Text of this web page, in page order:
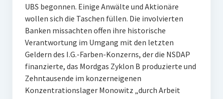
UBS begonnen. Einige Anwälte und Aktionäre
wollen sich die Taschen füllen. Die involvierten
Banken missachten offen ihre historische
Verantwortung im Umgang mit den letzten
Geldern des I.G.-Farben-Konzerns, der die NSDAP
finanzierte, das Mordgas Zyklon B produzierte und
Zehntausende im konzerneigenen
Konzentrationslager Monowitz „durch Arbeit